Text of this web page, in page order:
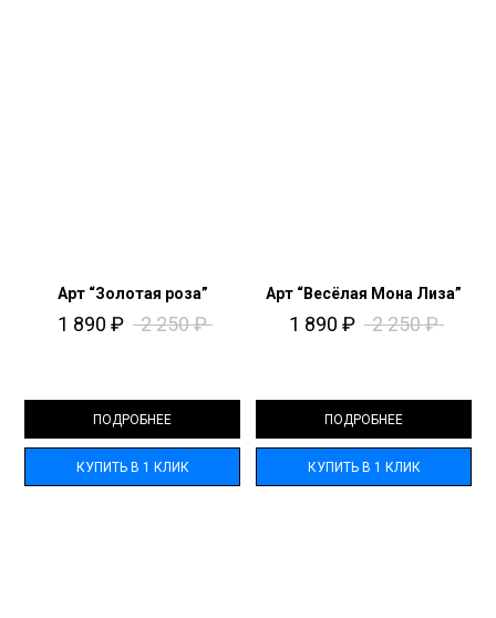
Арт “Золотая роза”
1 890 ₽ 2 250₽
ПОДРОБНЕЕ
КУПИТЬ В 1 КЛИК
Арт “Весёлая Мона Лиза”
1 890 ₽ 2 250₽
ПОДРОБНЕЕ
КУПИТЬ В 1 КЛИК